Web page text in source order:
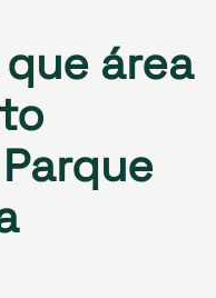
área